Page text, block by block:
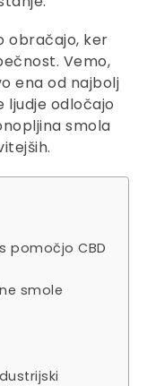
obračajo, ker
Vemo,
ena od najbolj
ljudje odločajo
smola
pomočjo CBD
smole